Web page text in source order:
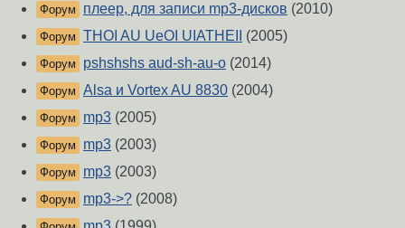
Форум плеер, для записи mp3-дисков (2010)
Форум THOI AU UeOI UIATHEII (2005)
Форум pshshshs aud-sh-au-o (2014)
Форум Alsa и Vortex AU 8830 (2004)
Форум mp3 (2005)
Форум mp3 (2003)
Форум mp3 (2003)
Форум mp3->? (2008)